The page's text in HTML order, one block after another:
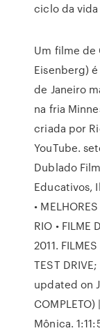
ciclo da
Um filme de
Eisenberg)
de Janeiro
na fria
criada por
YouTube.
Dublado
Educativos,
•
RIO • FILME
2011.
TEST
updated on
Mônica.